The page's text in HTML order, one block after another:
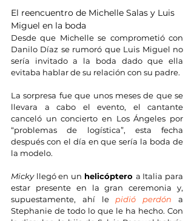
El reencuentro de Michelle Salas y Luis
Miguel en la boda
Desde que Michelle se comprometió con
Danilo Díaz se rumoró que Luis Miguel no
sería invitado a la boda dado que ella
evitaba hablar de su relación con su padre.
La sorpresa fue que unos meses de que se
llevara a cabo el evento, el cantante
canceló un concierto en Los Ángeles por
“problemas de logística”, esta fecha
después con el día en que sería la boda de
la modelo.
Micky llegó en un helicóptero a Italia para
estar presente en la gran ceremonia y,
supuestamente, ahí le pidió perdón a
Stephanie de todo lo que le ha hecho. Con